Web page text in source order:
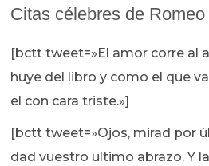
Citas célebres de
[bctt tweet=»El amor corre al
huye del libro y como el que
el con cara triste.»]
[bctt tweet=»Ojos, mirad por
dad vuestro ultimo abrazo. Y